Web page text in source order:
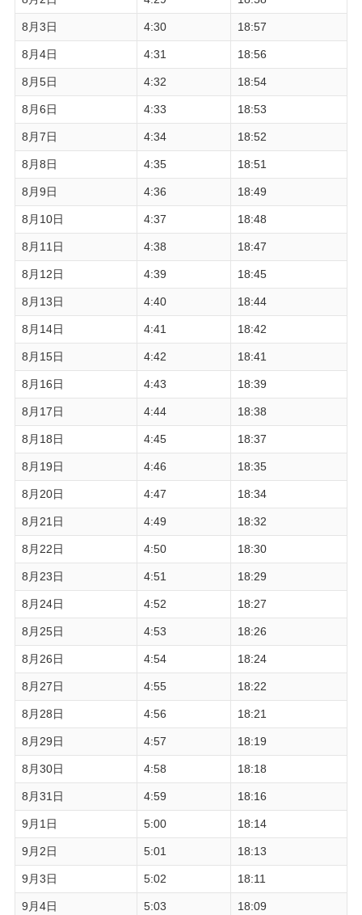
8月3日 4:30 18:57
8月4日 4:31 18:56
8月5日 4:32 18:54
8月6日 4:33 18:53
8月7日 4:34 18:52
8月8日 4:35 18:51
8月9日 4:36 18:49
8月10日 4:37 18:48
8月11日 4:38 18:47
8月12日 4:39 18:45
8月13日 4:40 18:44
8月14日 4:41 18:42
8月15日 4:42 18:41
8月16日 4:43 18:39
8月17日 4:44 18:38
8月18日 4:45 18:37
8月19日 4:46 18:35
8月20日 4:47 18:34
8月21日 4:49 18:32
8月22日 4:50 18:30
8月23日 4:51 18:29
8月24日 4:52 18:27
8月25日 4:53 18:26
8月26日 4:54 18:24
8月27日 4:55 18:22
8月28日 4:56 18:21
8月29日 4:57 18:19
8月30日 4:58 18:18
8月31日 4:59 18:16
9月1日 5:00 18:14
9月2日 5:01 18:13
9月3日 5:02 18:11
9月4日 5:03 18:09